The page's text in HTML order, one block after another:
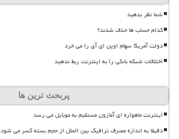
شما نظر بدهید
کدام حساب ها حذف شدند؟
دولت آمریکا سهام اوپن ای آی را می خرد
اختلالات شبکه بانکی را به اینترنت ربط ندهید
پربحث ترین ها
اینترنت ماهواره ای آمازون مستقیم به موبایل می رسد
دقیقا به اندازه مصرف ترافیک بین الملل از حجم بسته کسر می شود